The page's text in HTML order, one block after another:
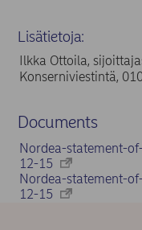
Lisätietoja:
Ilkka Ottoila,
Konserniviestintä,
Documents
Nordea-statement-
12-15
Nordea-statement-
12-15